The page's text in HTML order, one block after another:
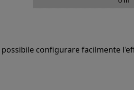
configurare facilmente